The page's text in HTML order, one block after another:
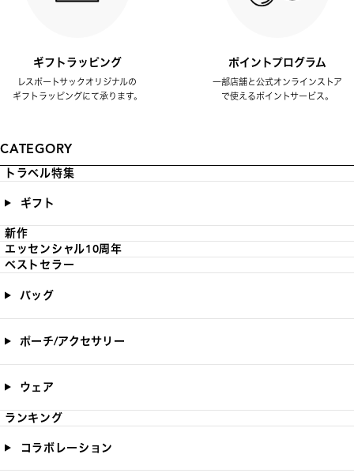
ギフトラッピング
レスポートサックオリジナルの
ギフトラッピングにて承ります。
ポイントプログラム
一部店舗と公式オンラインストア
で使えるポイントサービス。
CATEGORY
トラベル特集
ギフト
新作
エッセンシャル10周年
ベストセラー
バッグ
ポーチ/アクセサリー
ウェア
ランキング
コラボレーション